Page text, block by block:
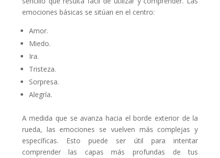
emociones básicas se sitúan en el centro:
Amor.
Miedo.
Ira.
Tristeza.
Sorpresa.
Alegría.
A medida que se avanza hacia el borde exterior de la
rueda, las emociones se vuelven más complejas y
específicas. Esto puede ser útil para intentar
comprender las capas más profundas de tus